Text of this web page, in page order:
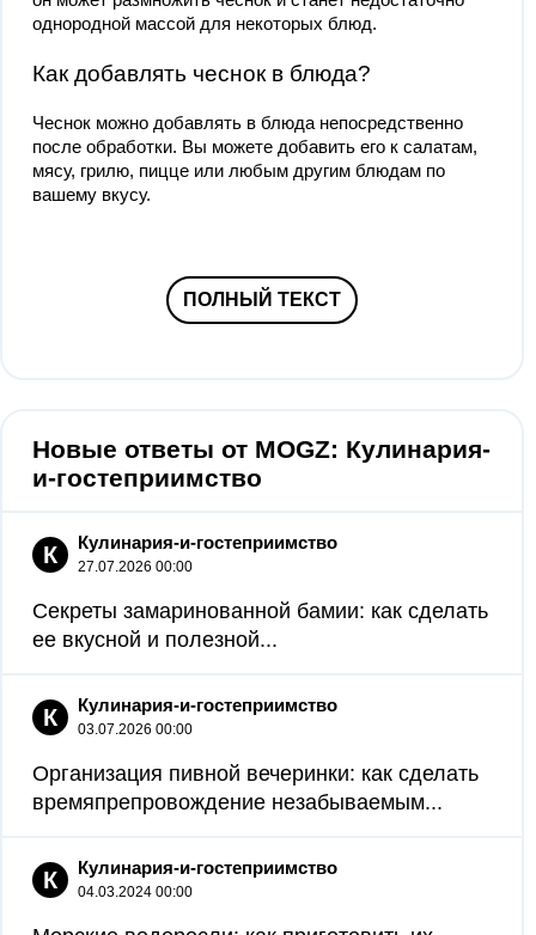
однородной массой для некоторых блюд.
Как добавлять чеснок в блюда?
Чеснок можно добавлять в блюда непосредственно
после обработки. Вы можете добавить его к салатам,
мясу, грилю, пицце или любым другим блюдам по
вашему вкусу.
ПОЛНЫЙ ТЕКСТ
Новые ответы от MOGZ: Кулинария-
и-гостеприимство
К Кулинария-и-гостеприимство
27.07.2026 00:00
Секреты замаринованной бамии: как сделать
ее вкусной и полезной...
К Кулинария-и-гостеприимство
03.07.2026 00:00
Организация пивной вечеринки: как сделать
времяпрепровождение незабываемым...
К Кулинария-и-гостеприимство
04.03.2024 00:00